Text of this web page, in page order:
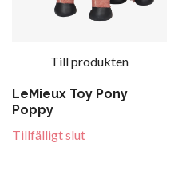
Till produkten
LeMieux Toy Pony
Poppy
Tillfälligt slut